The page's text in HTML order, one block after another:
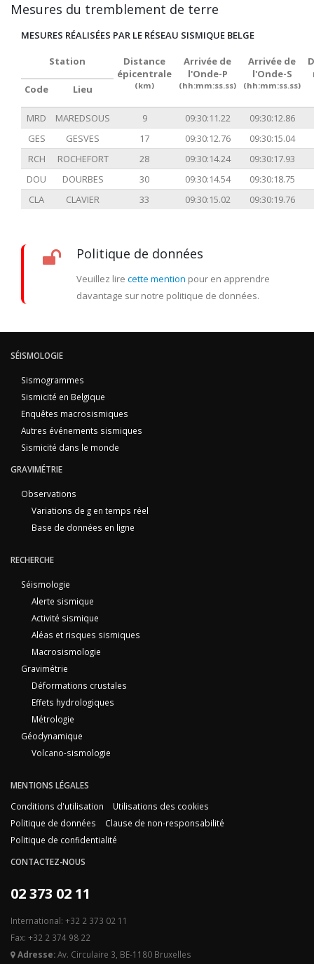
Mesures du tremblement de terre
MESURES RÉALISÉES PAR LE RÉSEAU SISMIQUE BELGE
Station
Distance
épicentrale
(km)
Arrivée de
l'Onde-P
(hh:mm:ss.ss)
Arrivée de
l'Onde-S
(hh:mm:ss.ss)
Code
Lieu
MRD MAREDSOUS 9 09:30:11.22
09:30:12.86
GES
GESVES 17 09:30:12.76
09:30:15.04
RCH
ROCHEFORT 28 09:30:14.24
09:30:17.93
DOU
DOURBES 30 09:30:14.54
09:30:18.75
CLA
CLAVIER 33 09:30:15.02 09:30:19.76
Politique de données
Veuillez lire cette mention pour en apprendre
davantage sur notre politique de données.
SÉISMOLOGIE
Sismogrammes
Sismicité en Belgique
Enquêtes macrosismiques
Autres événements sismiques
Sismicité dans le monde
GRAVIMÉTRIE
Observations
Variations de g en temps réel
Base de données en ligne
RECHERCHE
Séismologie
Alerte sismique
Activité sismique
Aléas et risques sismiques
Macrosismologie
Gravimétrie
Déformations crustales
Effets hydrologiques
Métrologie
Géodynamique
Volcano-sismologie
MENTIONS LÉGALES
Conditions d'utilisation
Utilisations des cookies
Politique de données
Clause de non-responsabilité
Politique de confidentialité
CONTACTEZ-NOUS
02 373 02 11
International: +32 2 373 02 11
Fax: +32 2 374 98 22
Adresse:Av. Circulaire 3, BE-1180 Bruxelles